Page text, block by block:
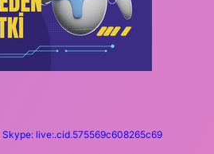
Skype: live:.cid.575569c608265c69